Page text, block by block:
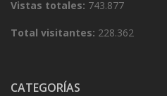
Vistas totales: 743.877
Total visitantes: 228.362
CATEGORÍAS